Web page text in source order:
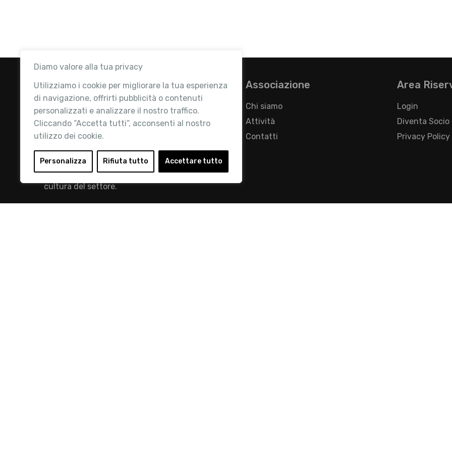
Diamo valore alla tua privacy
Utilizziamo i cookie per migliorare la tua esperienza
di navigazione, offrirti pubblicità o contenuti
personalizzati e analizzare il nostro traffico.
Cliccando “Accetta tutti”, acconsenti al nostro
utilizzo dei cookie.
Personalizza Rifiuta tutto Accettare tutto
Retail Institute Italy è l’Associazione di
riferimento per l'Ecosistema Retail: la nostra
mission è quella di promuovere lo sviluppo e la
cultura del settore.
Associazione
Chi siamo
Attività
Contatti
Area
Login
Diventa Socio
Privacy Policy